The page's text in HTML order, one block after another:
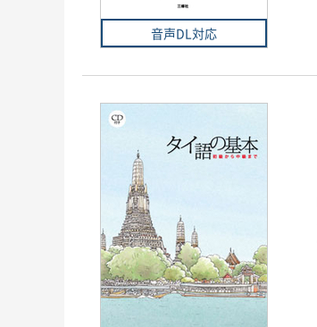
音声DL対応